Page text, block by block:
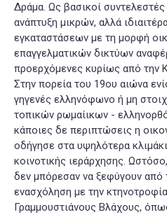
Δράμα. Ως βασικοί
ανάπτυξη μικρών, αλλά
εγκαταστάσεων με τη μορφή
επαγγελματικών δικτύων
προερχόμενες κυρίως από την
Στην πορεία του 19ου αιώνα
γηγενές ελληνόφωνο ή μη
τοπικών ρωμαίικων -
κάποιες δε περιπτώσεις η
οδήγησε στα υψηλότερα
κοινοτικής ιεράρχησης.
δεν μπόρεσαν να ξεφύγουν από
ενασχόληση με την
Γραμμουστιάνους Βλάχους,